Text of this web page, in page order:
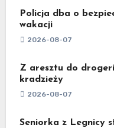
Policja dba o
wakacji
2026-08-07
Z aresztu do
kradzieży
2026-08-07
Seniorka z Legnicy